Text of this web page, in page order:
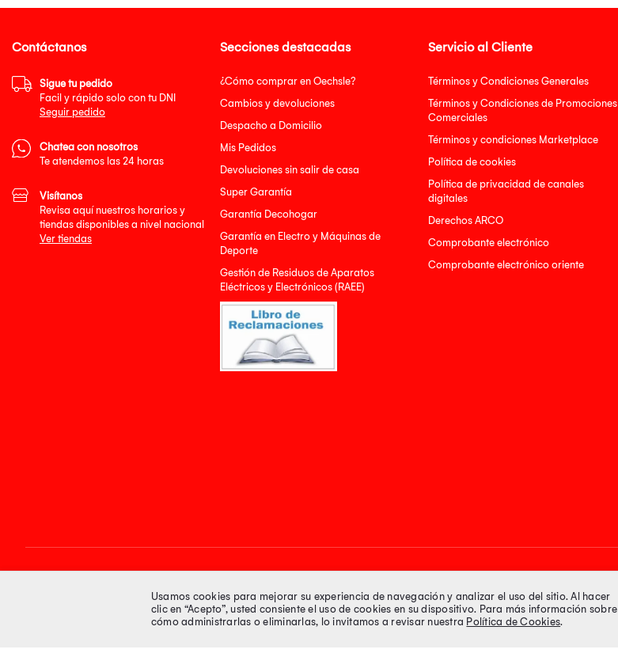
Secciones destacadas
¿Cómo comprar en Oechsle?
Cambios y devoluciones
Despacho a Domicilio
Mis Pedidos
Devoluciones sin salir de casa
Super Garantía
Garantía Decohogar
Garantía en Electro y Máquinas de
Deporte
Gestión de Residuos de Aparatos
Eléctricos y Electrónicos (RAEE)
Servicio al Cliente
Términos y Condiciones Generales
Términos y Condiciones de Promociones
Comerciales
Términos y condiciones Marketplace
Política de cookies
Política de privacidad de canales
digitales
Derechos ARCO
Comprobante electrónico
Comprobante electrónico oriente
Contáctanos
Sigue tu pedido
Facil y rápido solo con tu DNI
Seguir pedido
Chatea con nosotros
Te atendemos las 24 horas
Visítanos
Revisa aquí nuestros horarios y
tiendas disponibles a nivel nacional
Ver tiendas
Síguenos en Medios de pago
Usamos cookies para mejorar su experiencia de navegación y analizar el uso del sitio. Al hacer
clic en “Acepto”, usted consiente el uso de cookies en su dispositivo. Para más información sobre
cómo administrarlas o eliminarlas, lo invitamos a revisar nuestra Política de Cookies.